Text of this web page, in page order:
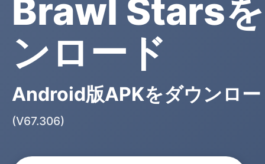
Brawl Stars
ンロード
Android版APKをダウンロー
(V67.306)